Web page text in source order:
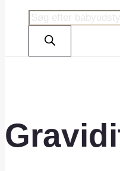
Products
search